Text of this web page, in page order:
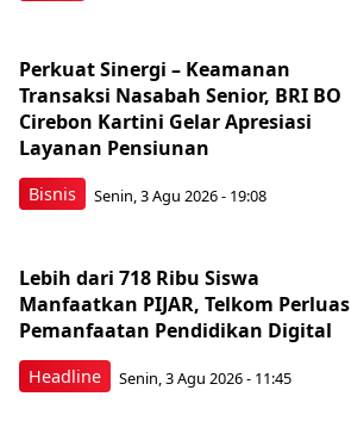
Bisnis
Perkuat Sinergi – Keamanan
Transaksi Nasabah Senior, BRI BO
Cirebon Kartini Gelar Apresiasi
Layanan Pensiunan
Senin, 3 Agu 2026 - 19:08
Headline
Lebih dari 718 Ribu Siswa
Manfaatkan PIJAR, Telkom Perluas
Pemanfaatan Pendidikan Digital
Senin, 3 Agu 2026 - 11:45